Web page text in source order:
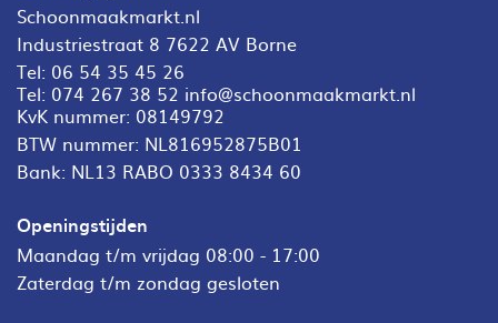
Schoonmaakmarkt.nl
Industriestraat 8 7622 AV Borne
Tel: 06 54 35 45 26
Tel: 074 267 38 52 info@schoonmaakmarkt.nl
KvK nummer: 08149792
BTW nummer: NL816952875B01
Bank: NL13 RABO 0333 8434 60
Openingstijden
Maandag t/m vrijdag 08:00 - 17:00
Zaterdag t/m zondag gesloten